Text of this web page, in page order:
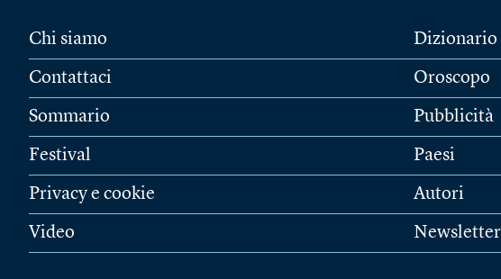
Chi siamo
Contattaci
Sommario
Festival
Privacy e cookie
Video
Oroscopo
Pubblicità
Paesi
Autori
Newsletter